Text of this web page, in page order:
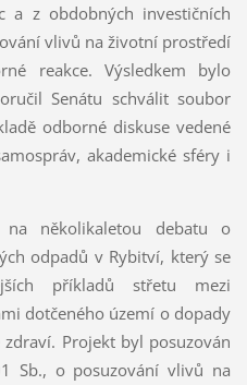
a z obdobných investičních
vlivů na životní prostředí
reakce. Výsledkem bylo
Senátu schválit soubor
odborné diskuse vedené
akademické sféry i
na několikaletou debatu o
odpadů v Rybitví, který se
příkladů střetu mezi
dotčeného území o dopady
Projekt byl posuzován
Sb., o posuzování vlivů na